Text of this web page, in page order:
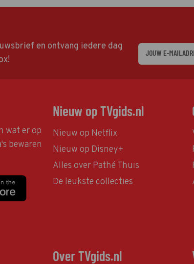
en ontvang iedere dag
wat er op
bewaren
Nieuw op TVgids.nl
Nieuw op Netflix
Nieuw op Disney+
Alles over Pathé Thuis
De leukste collecties
Over TVgids.nl